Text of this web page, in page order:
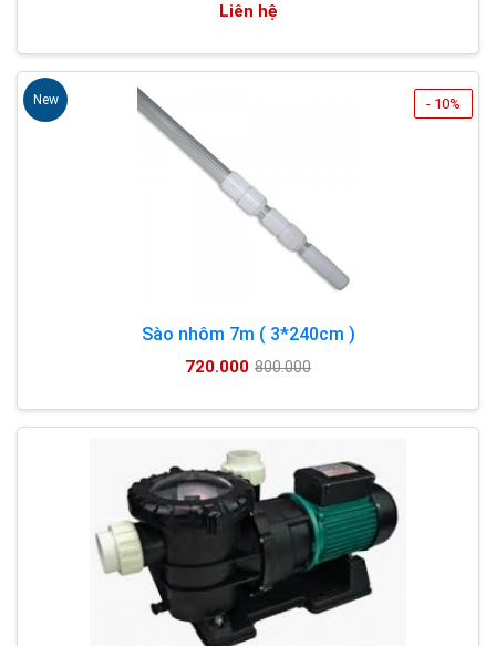
Liên hệ
New - 10%
Sào nhôm 7m ( 3*240cm )
720.000 800.000